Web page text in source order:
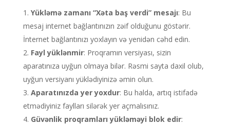
Yükləmə zamanı “Xəta baş verdi” mesajı: Bu
mesaj internet bağlantınızın zəif olduğunu göstərir.
İnternet bağlantınızı yoxlayın və yenidən cəhd edin.
Fayl yüklənmir: Proqramın versiyası, sizin
aparatınıza uyğun olmaya bilər. Rəsmi sayta daxil olub,
uyğun versiyanı yüklədiyinizə əmin olun.
Aparatınızda yer yoxdur: Bu halda, artıq istifadə
etmədiyiniz faylları silərək yer açmalısınız.
Güvənlik proqramları yükləməyi blok edir: